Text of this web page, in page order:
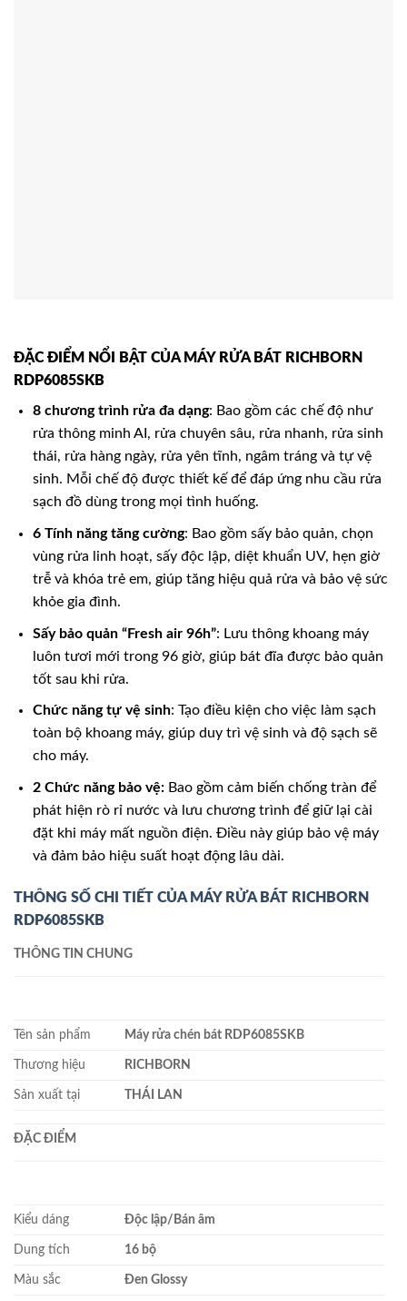
ĐẶC ĐIỂM NỔI BẬT CỦA MÁY RỬA BÁT RICHBORN
RDP6085SKB
8 chương trình rửa đa dạng: Bao gồm các chế độ như
rửa thông minh AI, rửa chuyên sâu, rửa nhanh, rửa sinh
thái, rửa hàng ngày, rửa yên tĩnh, ngâm tráng và tự vệ
sinh. Mỗi chế độ được thiết kế để đáp ứng nhu cầu rửa
sạch đồ dùng trong mọi tình huống.
6 Tính năng tăng cường: Bao gồm sấy bảo quản, chọn
vùng rửa linh hoạt, sấy độc lập, diệt khuẩn UV, hẹn giờ
trễ và khóa trẻ em, giúp tăng hiệu quả rửa và bảo vệ sức
khỏe gia đình.
Sấy bảo quản “Fresh air 96h”: Lưu thông khoang máy
luôn tươi mới trong 96 giờ, giúp bát đĩa được bảo quản
tốt sau khi rửa.
Chức năng tự vệ sinh: Tạo điều kiện cho việc làm sạch
toàn bộ khoang máy, giúp duy trì vệ sinh và độ sạch sẽ
cho máy.
2 Chức năng bảo vệ:Bao gồm cảm biến chống tràn để
phát hiện rò rỉ nước và lưu chương trình để giữ lại cài
đặt khi máy mất nguồn điện. Điều này giúp bảo vệ máy
và đảm bảo hiệu suất hoạt động lâu dài.
THÔNG SỐ CHI TIẾT CỦA MÁY RỬA BÁT RICHBORN
RDP6085SKB
THÔNG TIN CHUNG
Tên sản phẩm Máy rửa chén bát RDP6085SKB
Thương hiệu RICHBORN
Sản xuất tại THÁI LAN
ĐẶC ĐIỂM
Kiểu dáng Độc lập/Bán âm
Dung tích 16 bộ
Màu sắc Đen Glossy